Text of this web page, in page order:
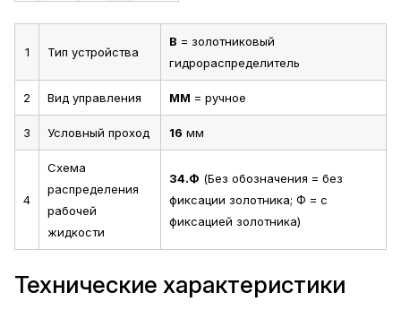
1 Тип устройства
В = золотниковый
гидрораспределитель
2 Вид управления ММ = ручное
3 Условный проход 16 мм
4
Схема
распределения
рабочей
жидкости
34.Ф (Без обозначения = без
фиксации золотника; Ф = с
фиксацией золотника)
Технические характеристики